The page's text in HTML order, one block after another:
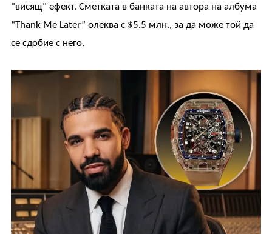
"висящ" ефект. Сметката в банката на автора на албума
“Thank Me Later” олеква с $5.5 млн., за да може той да
се сдобие с него.